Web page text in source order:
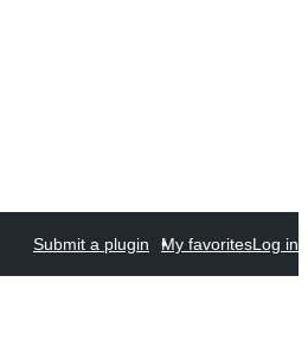
Submit a plugin My favoritesLog in